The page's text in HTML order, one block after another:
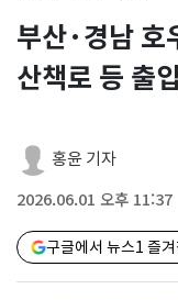
부산·경남
산책로 등 출
홍윤 기자
2026.06.01 오후 11:37
구글에서 뉴스1 즐겨